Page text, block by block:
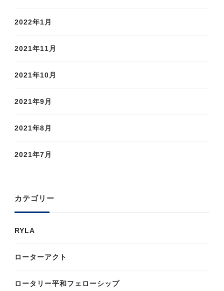
2022年1月
2021年11月
2021年10月
2021年9月
2021年8月
2021年7月
カテゴリー
RYLA
ローターアクト
ロータリー平和フェローシップ